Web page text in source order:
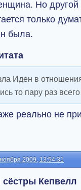
Но
только
была.
Иден в
то пару раз всего
реально не
2009, 13:54:31
сёстры Кепвелл